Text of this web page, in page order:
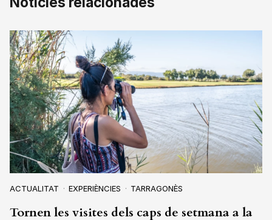
ACTUALITAT EXPERIÈNCIES TARRAGONÈS
Tornen les visites dels caps de setmana a la